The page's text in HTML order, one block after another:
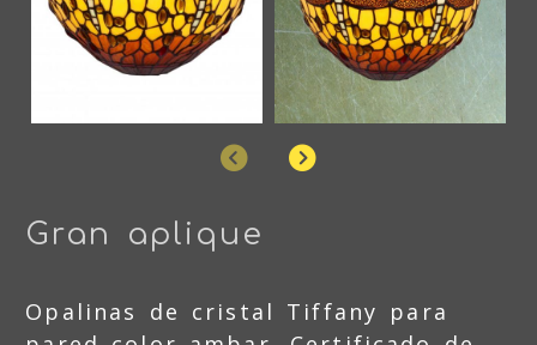
AnteriorSiguiente
Gran aplique
Opalinas de cristal Tiffany para